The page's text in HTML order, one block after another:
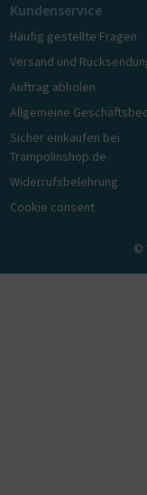
Kundenservice
Häufig gestellte Fragen
Versand und
Auftrag abholen
Allgemeine
Sicher einkaufen bei
Trampolinshop.de
Widerrufsbelehrung
Cookie consent
©